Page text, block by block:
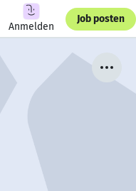
Anmelden
Job posten